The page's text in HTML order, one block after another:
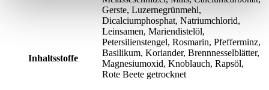
Inhaltsstoffe
Gerste, Luzernegrünmehl,
Dicalciumphosphat, Natriumchlorid,
Leinsamen, Mariendistelöl,
Petersilienstengel, Rosmarin, Pfefferminz,
Basilikum, Koriander, Brennnesselblätter,
Magnesiumoxid, Knoblauch, Rapsöl,
Rote Beete getrocknet